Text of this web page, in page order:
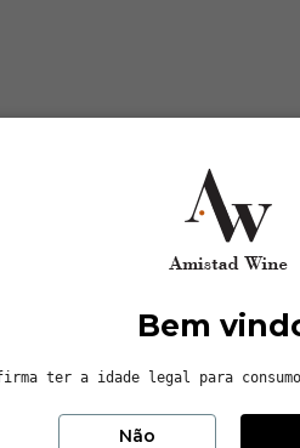
escolhidos a dedo. As
Crus. A vinificação é de 7
na garrafa é nas caves
Bem
ter a idade legal para
Não